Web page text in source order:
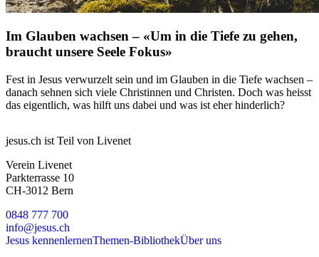
Im Glauben wachsen – «Um in die Tiefe zu gehen,
braucht unsere Seele Fokus»
Fest in Jesus verwurzelt sein und im Glauben in die Tiefe wachsen –
danach sehnen sich viele Christinnen und Christen. Doch was heisst
das eigentlich, was hilft uns dabei und was ist eher hinderlich?
jesus.ch ist Teil von Livenet
Verein Livenet
Parkterrasse 10
CH-3012 Bern
0848 777 700
info@jesus.ch
Jesus kennenlernenThemen-BibliothekÜber uns